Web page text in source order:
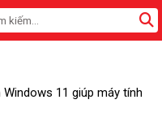
11 giúp máy tính